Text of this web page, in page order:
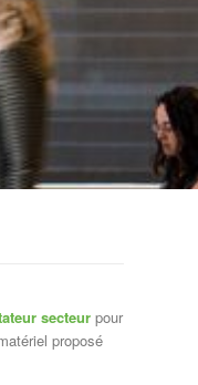
secteur pour
proposé